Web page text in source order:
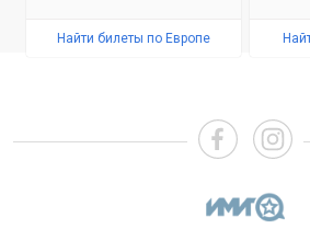
Найти билеты по Европе